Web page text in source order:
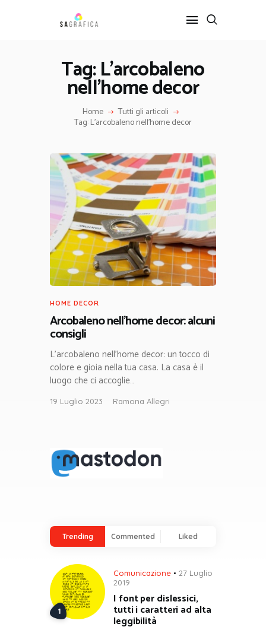
Tag: L’arcobaleno
nell’home decor
Home Tutti gli articoli
Tag: L’arcobaleno nell’home decor
HOME
GRAFICA
ARTE
SERVIZI
CONTATTI
HOME DECOR
Arcobaleno nell’home decor: alcuni
consigli
L’arcobaleno nell’home decor: un tocco di
colore e gioia nella tua casa. La casa è il
luogo che ci accoglie…
19 Luglio 2023 Ramona Allegri
Trending Commented Liked
Comunicazione
27 Luglio
2019
I font per dislessici,
tutti i caratteri ad alta
leggibilità